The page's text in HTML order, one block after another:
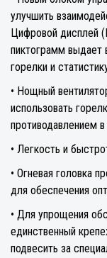
улучшить
Цифровой дисплей
пиктограмм выдает
горелки и
• Нощный
использовать
противодавлением
• Легкость и
• Огневая головка
для обеспечения
• Для упрощения
единственный
подвесить за